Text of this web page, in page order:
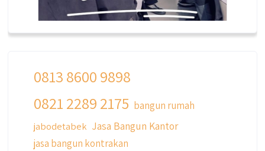
qyusipersada
3 years ago
Siapa yang udah masuk List untuk Bangun
dan Renovasi rumah Di @qyusipersada
0813 8600 9898
0821 2289 2175 bangun rumah
jabodetabek Jasa Bangun Kantor
jasa bangun kontrakan